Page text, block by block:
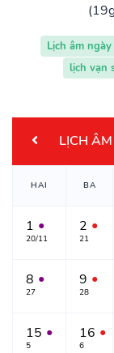
Lịch âm
lịch vạn
LỊCH
HAI BA
1 ●
20/11
2 ●
21
8 ●
27
9 ●
28
15 ●
5
16 ●
6